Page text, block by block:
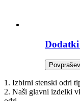
Dodatki
1. Izbirni stenski odri
2. Naši glavni izdelki